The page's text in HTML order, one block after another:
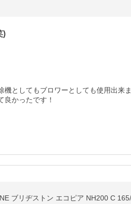
)
機としてもブロワーとしても使用出来
良かったです！
ブリヂストン エコピア NH200 C